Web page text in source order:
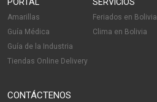
Amarillas
Guía Médica
Guía de la Industria
Tiendas Online Delivery
Feriados en Bolivia
Clima en Bolivia
CONTÁCTENOS